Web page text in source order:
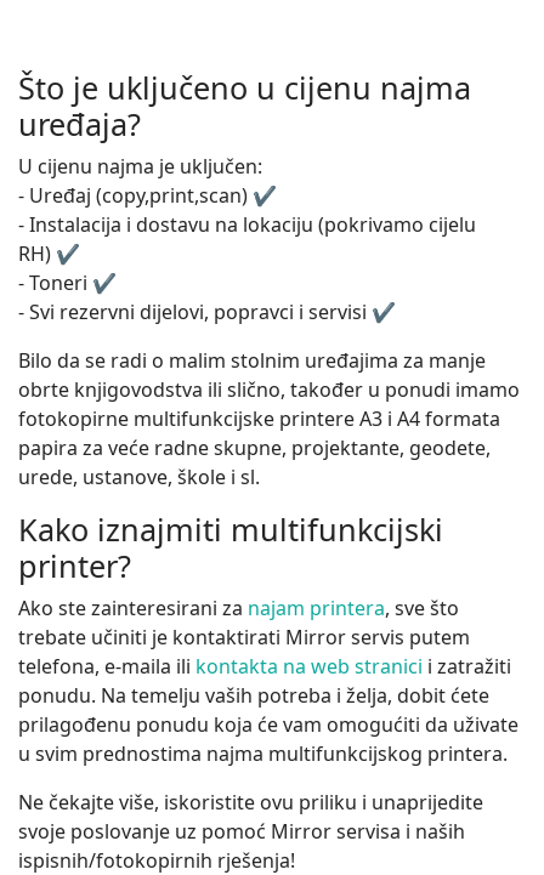
Što je uključeno u cijenu najma
uređaja?
U cijenu najma je uključen:
- Uređaj (copy,print,scan) ✔️
- Instalacija i dostavu na lokaciju (pokrivamo cijelu
RH) ✔️
- Toneri ✔️
- Svi rezervni dijelovi, popravci i servisi ✔️
Bilo da se radi o malim stolnim uređajima za manje
obrte knjigovodstva ili slično, također u ponudi imamo
fotokopirne multifunkcijske printere A3 i A4 formata
papira za veće radne skupne, projektante, geodete,
urede, ustanove, škole i sl.
Kako iznajmiti multifunkcijski
printer?
Ako ste zainteresirani za najam printera, sve što
trebate učiniti je kontaktirati Mirror servis putem
telefona, e-maila ili kontakta na web stranici i zatražiti
ponudu. Na temelju vaših potreba i želja, dobit ćete
prilagođenu ponudu koja će vam omogućiti da uživate
u svim prednostima najma multifunkcijskog printera.
Ne čekajte više, iskoristite ovu priliku i unaprijedite
svoje poslovanje uz pomoć Mirror servisa i naših
ispisnih/fotokopirnih rješenja!